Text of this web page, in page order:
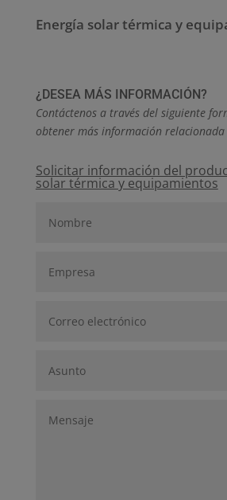
Energía solar térmica y
¿DESEA MÁS INFORMACIÓN?
Contáctenos a través del siguiente
obtener más información relacionada
Solicitar información del
solar térmica y equipamientos